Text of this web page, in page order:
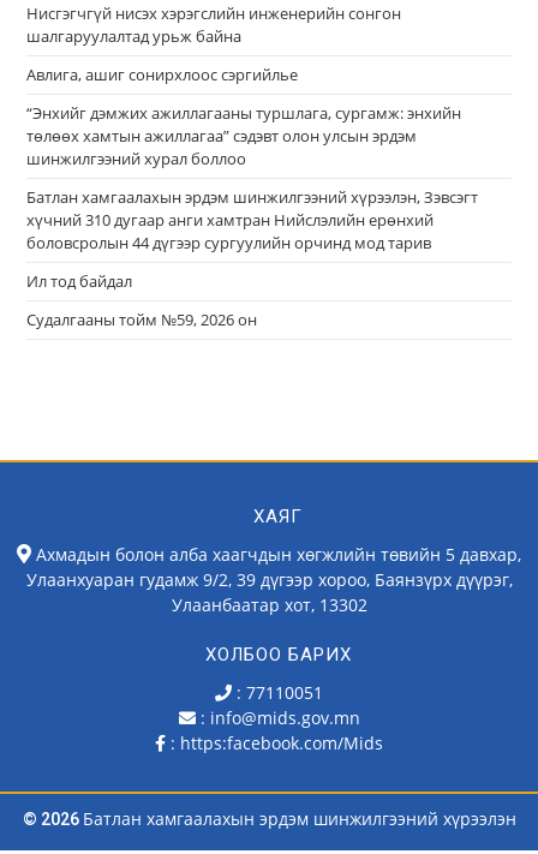
Нисгэгчгүй нисэх хэрэгслийн инженерийн сонгон
шалгаруулалтад урьж байна
Авлига, ашиг сонирхлоос сэргийлье
“Энхийг дэмжих ажиллагааны туршлага, сургамж: энхийн
төлөөх хамтын ажиллагаа” сэдэвт олон улсын эрдэм
шинжилгээний хурал боллоо
Батлан хамгаалахын эрдэм шинжилгээний хүрээлэн, Зэвсэгт
хүчний 310 дугаар анги хамтран Нийслэлийн ерөнхий
боловсролын 44 дүгээр сургуулийн орчинд мод тарив
Ил тод байдал
Судалгааны тойм №59, 2026 он
ХАЯГ
Ахмадын болон алба хаагчдын хөгжлийн төвийн 5 давхар,
Улаанхуаран гудамж 9/2, 39 дүгээр хороо, Баянзүрх дүүрэг,
Улаанбаатар хот, 13302
ХОЛБОО БАРИХ
: 77110051
: info@mids.gov.mn
: https:facebook.com/Mids
© 2026 Батлан хамгаалахын эрдэм шинжилгээний хүрээлэн